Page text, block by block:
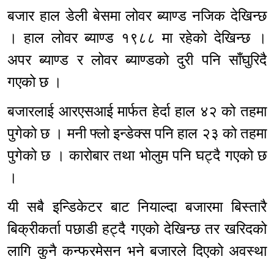
बजार हाल डेली बेसमा लोवर ब्याण्ड नजिक देखिन्छ
। हाल लोवर ब्याण्ड १९८८ मा रहेको देखिन्छ ।
अपर ब्याण्ड र लोवर ब्याण्डको दुरी पनि साँघुरिदै
गएको छ ।
बजारलाई आरएसआई मार्फत हेर्दा हाल ४२ को तहमा
पुगेको छ । मनी फ्लो इन्डेक्स पनि हाल २३ को तहमा
पुगेको छ । कारोबार तथा भोलुम पनि घट्दै गएको छ
।
यी सबै इन्डिकेटर बाट नियाल्दा बजारमा बिस्तारै
बिक्रीकर्ता पछाडी हट्दै गएको देखिन्छ तर खरिदको
लागि कुनै कन्फरमेसन भने बजारले दिएको अवस्था